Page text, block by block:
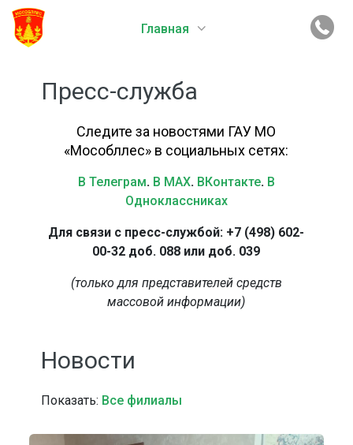
Главная
Пресс-служба
Следите за новостями ГАУ МО
«Мособллес» в социальных сетях:
В Телеграм. В MAX. ВКонтакте. В
Одноклассниках
Для связи с пресс-службой: +7 (498) 602-
00-32 доб. 088 или доб. 039
(только для представителей средств
массовой информации)
Новости
Показать: Все филиалы